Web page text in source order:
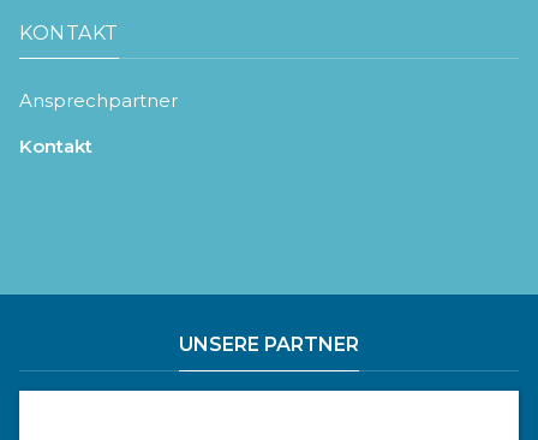
KONTAKT
Ansprechpartner
Kontakt
UNSERE PARTNER